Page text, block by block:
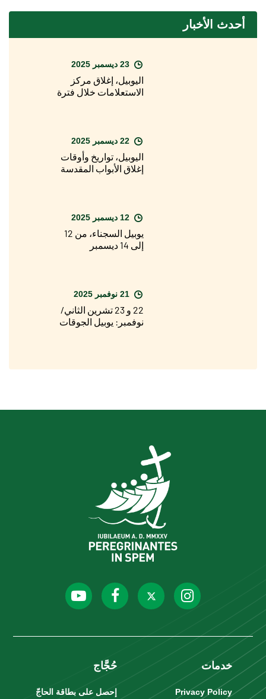
أحدث الأخبار
اليوبيل، إغلاق مركز
الاستعلامات خلال فترة
اليوبيل، تواريخ وأوقات
إغلاق الأبواب المقدسة
يوبيل السجناء، من 12
إلى 14 ديسمبر
22 و 23 تشرين الثاني/
نوفمبر: يوبيل الجوقات
خدمات
Privacy Policy
حُجَّاج
إحصل على بطاقة الحاجّ